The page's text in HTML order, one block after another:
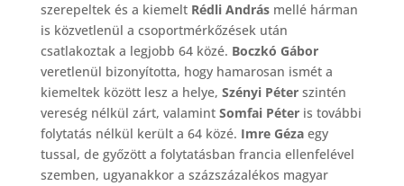
szerepeltek és a kiemelt Rédli András mellé hárman
is közvetlenül a csoportmérkőzések után
csatlakoztak a legjobb 64 közé. Boczkó Gábor
veretlenül bizonyította, hogy hamarosan ismét a
kiemeltek között lesz a helye, Szényi Péter szintén
vereség nélkül zárt, valamint Somfai Péteris további
folytatás nélkül került a 64 közé. Imre Gézaegy
tussal, de győzött a folytatásban francia ellenfelével
szemben, ugyanakkor a százszázalékos magyar